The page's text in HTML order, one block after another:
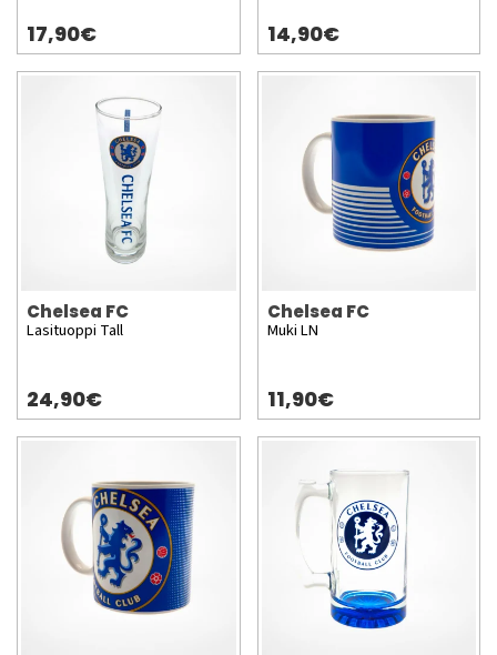
17,90€ 14,90€
Chelsea FC
Lasituoppi Tall
24,90€
Chelsea FC
Muki LN
11,90€